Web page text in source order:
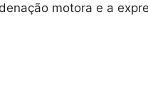
motora e a